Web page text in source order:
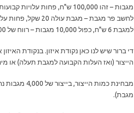
למגבת 6 ש"ח, כפול 10,000 מגבות – רווח של 60,000 שקל בחודש.
הייצור (ואז העלות הקבועה למגבת תעלה) או
מבחינת
מגבת).